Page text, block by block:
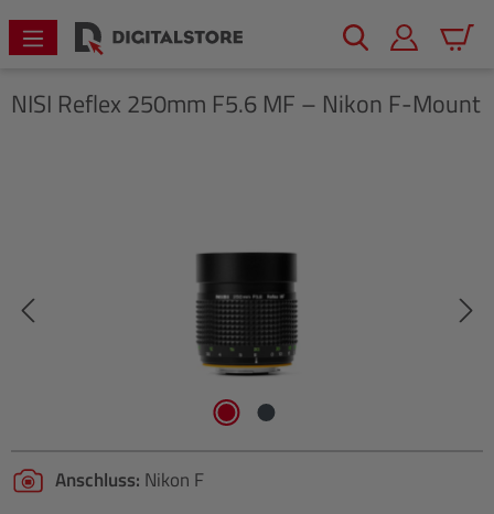
springen
NISI Reflex 250mm F5.6 MF – Nikon F-Mount
Anschluss: Nikon F